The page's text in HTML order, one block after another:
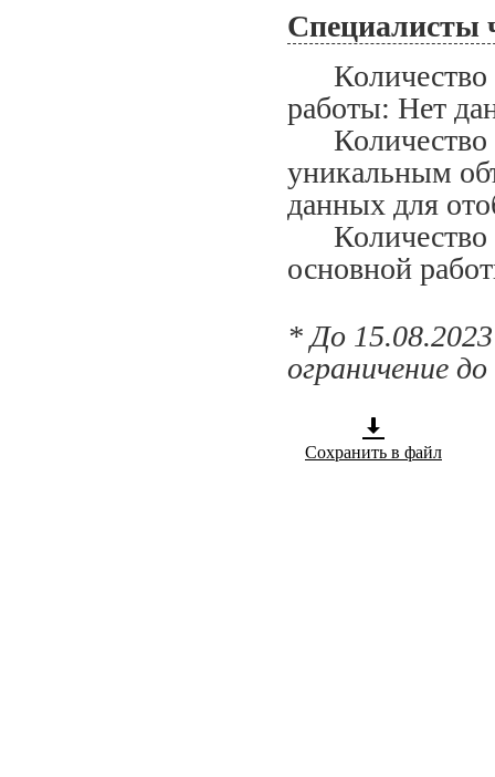
Специалисты
Количество
работы: Нет
Количество
уникальным
данных для
Количество
основной
* До
ограничение
Сохранить в файл